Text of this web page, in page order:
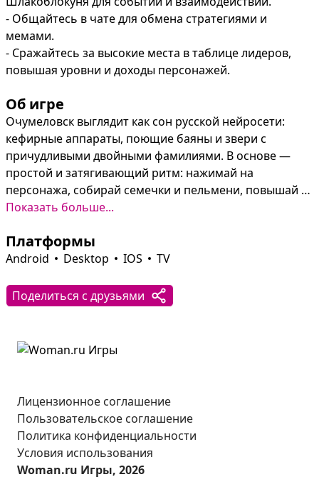
- Общайтесь в чате для обмена стратегиями и
мемами.
- Сражайтесь за высокие места в таблице лидеров,
повышая уровни и доходы персонажей.
Об игре
Очумеловск выглядит как сон русской нейросети:
кефирные аппараты, поющие баяны и звери с
причудливыми двойными фамилиями. В основе —
простой и затягивающий ритм: нажимай на
персонажа, собирай семечки и пельмени, повышай
уровни и открывай новых нейроживотных с
Помимо прокачки и коллекционирования, в городе
можно заглянуть на утренние тренировки к
Селезеленя, пройти курсы у Бабуино‑Кофеино или
попить чай у дальнего родственника Шлакоблокуня.
добавляют соревновательный аромат к лёгкой
абсурдной атмосфере.
Показать больше...
Платформы
Android Desktop IOS TV
Поделиться с друзьями
Лицензионное соглашение
Пользовательское соглашение
Политика конфиденциальности
Условия использования
Woman.ru Игры, 2026